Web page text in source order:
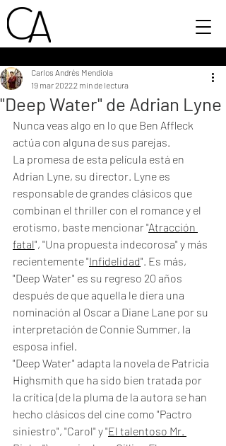
"Deep Water" de Adrian Lyne
Carlos Andrés Mendiola
19 mar 20222 min de lectura
Nunca veas algo en lo que Ben Affleck
actúa con alguna de sus parejas.
La promesa de esta película está en
Adrian Lyne, su director. Lyne es
responsable de grandes clásicos que
combinan el thriller con el romance y el
erotismo, baste mencionar "Atracción
fatal", "Una propuesta indecorosa" y más
recientemente "Infidelidad". Es más,
"Deep Water" es su regreso 20 años
después de que aquella le diera una
nominación al Oscar a Diane Lane por su
interpretación de Connie Summer, la
esposa infiel.
"Deep Water" adapta la novela de Patricia
Highsmith que ha sido bien tratada por
la crítica (de la pluma de la autora se han
hecho clásicos del cine como "Pactro
siniestro", "Carol" y "El talentoso Mr.